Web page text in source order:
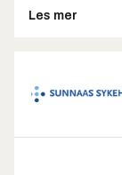
Les mer